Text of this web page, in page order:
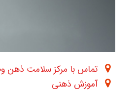
تماس با مرکز سلامت ذهن
آموزش ذهنی